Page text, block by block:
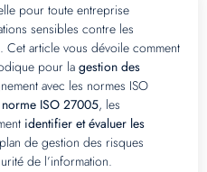
pour toute entreprise
sensibles contre les
Cet article vous dévoile comment
pour la gestion des
avec les normes ISO
norme ISO 27005, les
identifier et évaluer les
de gestion des risques
de l’information.